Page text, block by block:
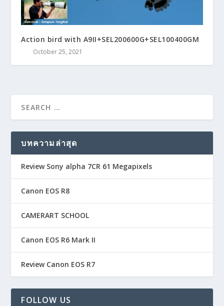
Action bird with A9II+SEL200600G+SEL100400GM
October 25, 2021
บทความล่าสุด
Review Sony alpha 7CR 61 Megapixels
Canon EOS R8
CAMERART SCHOOL
Canon EOS R6 Mark II
Review Canon EOS R7
FOLLOW US